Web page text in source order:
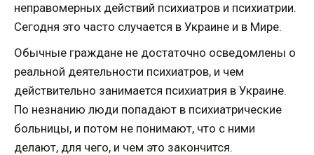
неправомерных действий психиатров и психиатрии.
Сегодня это часто случается в Украине и в Мире.
Обычные граждане не достаточно осведомлены о
реальной деятельности психиатров, и чем
действительно занимается психиатрия в Украине.
По незнанию люди попадают в психиатрические
больницы, и потом не понимают, что с ними
делают, для чего, и чем это закончится.